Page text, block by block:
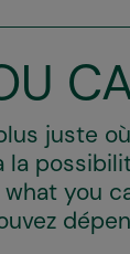
juste
la
you